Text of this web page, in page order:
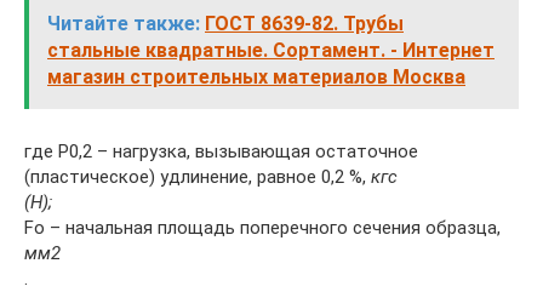
Читайте также: ГОСТ 8639-82. Трубы
стальные квадратные. Сортамент. - Интернет
магазин строительных материалов Москва
где Р0,2 – нагрузка, вызывающая остаточное
(пластическое) удлинение, равное 0,2 %, кгс
(Н);
Fо – начальная площадь поперечного сечения образца,
мм2
.